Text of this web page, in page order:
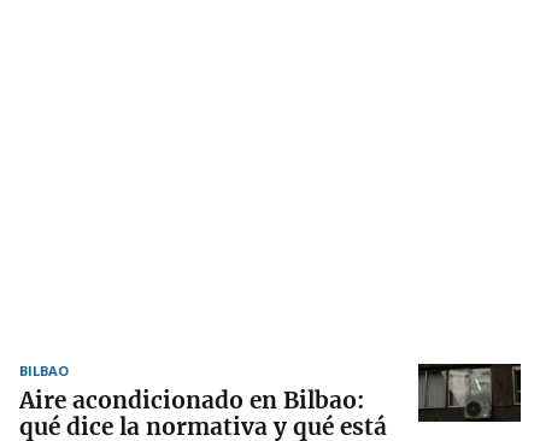
BILBAO
Aire acondicionado en Bilbao:
qué dice la normativa y qué está